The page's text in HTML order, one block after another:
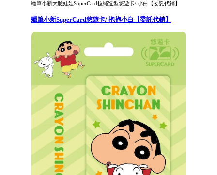
蠟筆小新大臉娃娃SuperCard拉繩造型悠遊卡/ 小白【委託代銷】
蠟筆小新SuperCard悠遊卡/ 抱抱小白【委託代銷】